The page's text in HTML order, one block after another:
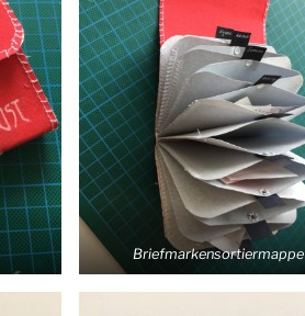
Brief­mar­ken­sor­tier­map­pe